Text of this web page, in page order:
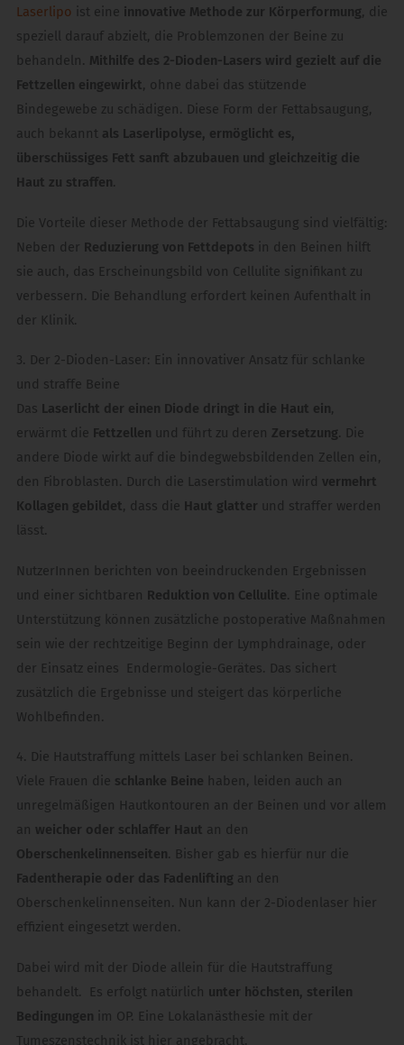
Laserlipo ist eine innovative Methode zur Körperformung, die
speziell darauf abzielt, die Problemzonen der Beine zu
behandeln. Mithilfe des 2-Dioden-Lasers wird gezielt auf die
Fettzellen eingewirkt, ohne dabei das stützende
Bindegewebe zu schädigen. Diese Form der Fettabsaugung,
auch bekannt als Laserlipolyse, ermöglicht es,
überschüssiges Fett sanft abzubauen und gleichzeitig die
Haut zu straffen.
Die Vorteile dieser Methode der Fettabsaugung sind vielfältig:
Neben der Reduzierung von Fettdepots in den Beinen hilft
sie auch, das Erscheinungsbild von Cellulite signifikant zu
verbessern. Die Behandlung erfordert keinen Aufenthalt in
der Klinik.
3. Der 2-Dioden-Laser: Ein innovativer Ansatz für schlanke
und straffe Beine
Das Laserlicht der einen Diode dringt in die Haut ein,
erwärmt die Fettzellen und führt zu deren Zersetzung. Die
andere Diode wirkt auf die bindegwebsbildenden Zellen ein,
den Fibroblasten. Durch die Laserstimulation wird vermehrt
Kollagen gebildet, dass die Haut glatter und straffer werden
lässt.
NutzerInnen berichten von beeindruckenden Ergebnissen
und einer sichtbaren Reduktion von Cellulite. Eine optimale
Unterstützung können zusätzliche postoperative Maßnahmen
sein wie der rechtzeitige Beginn der Lymphdrainage, oder
der Einsatz eines Endermologie-Gerätes. Das sichert
zusätzlich die Ergebnisse und steigert das körperliche
Wohlbefinden.
4. Die Hautstraffung mittels Laser bei schlanken Beinen.
Viele Frauen die schlanke Beine haben, leiden auch an
unregelmäßigen Hautkontouren an der Beinen und vor allem
an weicher oder schlaffer Haut an den
Oberschenkelinnenseiten. Bisher gab es hierfür nur die
Fadentherapie oder das Fadenlifting an den
Oberschenkelinnenseiten. Nun kann der 2-Diodenlaser hier
effizient eingesetzt werden.
Dabei wird mit der Diode allein für die Hautstraffung
behandelt. Es erfolgt natürlich unter höchsten, sterilen
Bedingungen im OP. Eine Lokalanästhesie mit der
Tumeszenstechnik ist hier angebracht.